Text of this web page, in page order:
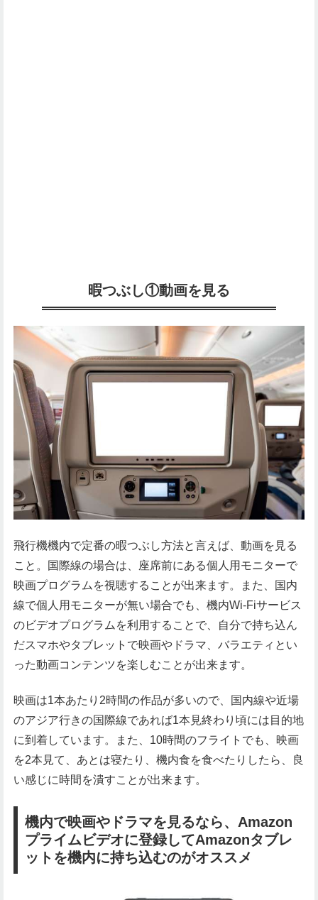
暇つぶし①動画を見る
飛行機機内で定番の暇つぶし方法と言えば、動画を見る
こと。国際線の場合は、座席前にある個人用モニターで
映画プログラムを視聴することが出来ます。また、国内
線で個人用モニターが無い場合でも、機内Wi-Fiサービス
のビデオプログラムを利用することで、自分で持ち込ん
だスマホやタブレットで映画やドラマ、バラエティとい
った動画コンテンツを楽しむことが出来ます。
映画は1本あたり2時間の作品が多いので、国内線や近場
のアジア行きの国際線であれば1本見終わり頃には目的地
に到着しています。また、10時間のフライトでも、映画
を2本見て、あとは寝たり、機内食を食べたりしたら、良
い感じに時間を潰すことが出来ます。
機内で映画やドラマを見るなら、Amazon
プライムビデオに登録してAmazonタブレ
ットを機内に持ち込むのがオススメ